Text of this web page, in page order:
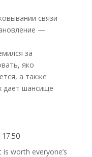
связи
—
за
яко
а также
дает шансище
worth everyone’s